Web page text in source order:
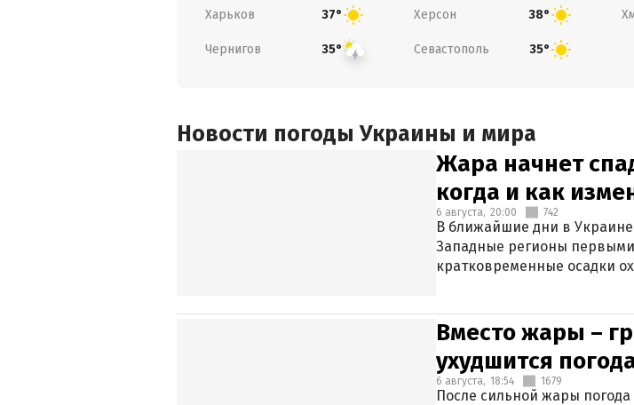
Харьков 37° Херсон 38°
Чернигов 35° Севастополь 35°
Новости погоды Украины и мира
Жара начнет
когда и как
6 августа, 20:00 742
В ближайшие дни в Украине
Западные регионы
кратковременные осадки
Вместо жары –
ухудшится
6 августа, 18:54 1679
После сильной жары